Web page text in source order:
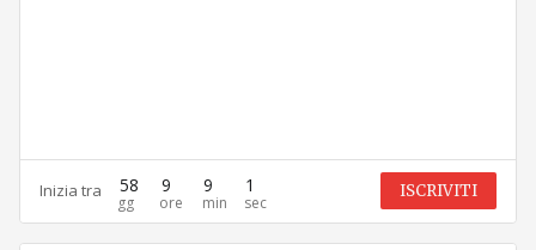
Inizia tra 58 9 8 59 ISCRIVITI